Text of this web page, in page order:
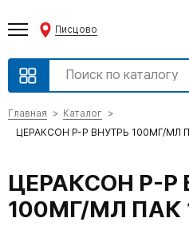
Писцово
Главная
Каталог
ЦЕРАКСОН Р-Р ВНУТРЬ 100МГ/МЛ
ЦЕРАКСОН Р-Р
100МГ/МЛ ПАК